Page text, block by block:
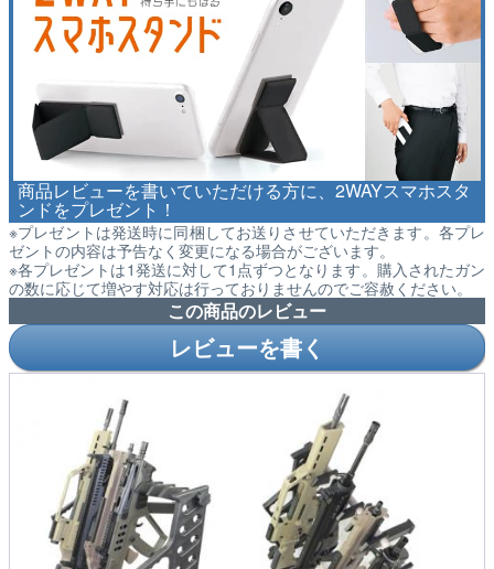
商品レビューを書いていただける方に、2WAYスマホスタ
ンドをプレゼント！
※プレゼントは発送時に同梱してお送りさせていただきます。各プレ
ゼントの内容は予告なく変更になる場合がございます。
※各プレゼントは1発送に対して1点ずつとなります。購入されたガン
の数に応じて増やす対応は行っておりませんのでご容赦ください。
この商品のレビュー
レビューを書く